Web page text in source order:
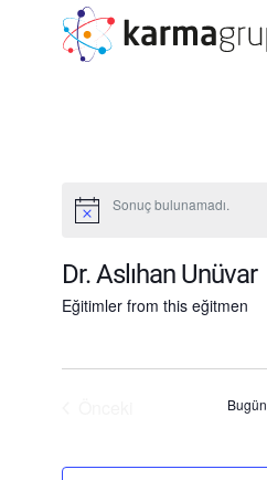
Sonuç bulunamadı.
Dr. Aslıhan Unüvar
Eğitimler from this eğitmen
Bugün